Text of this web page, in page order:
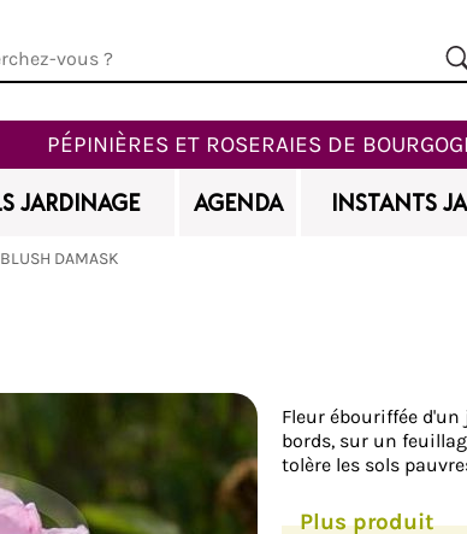
PÉPINIÈRES ET ROSERAIES DE
JARDINAGE AGENDA INSTANTS
BLUSH DAMASK
Fleur ébouriffée
bords, sur un
tolère les sols